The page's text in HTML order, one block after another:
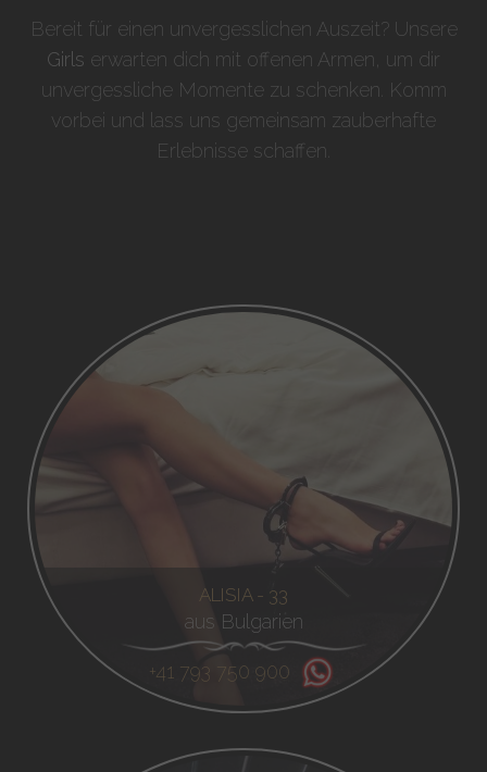
Bereit für einen unvergesslichen Auszeit? Unsere
Girls erwarten dich mit offenen Armen, um dir
unvergessliche Momente zu schenken. Komm
vorbei und lass uns gemeinsam zauberhafte
Erlebnisse schaffen.
ALISIA - 33
aus Bulgarien
+41 793 750 900